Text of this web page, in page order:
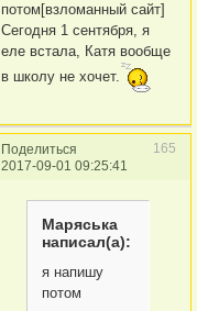
потом[взломанный сайт]
Сегодня 1 сентября, я
еле встала, Катя вообще
в школу не хочет.
Поделиться
165
2017-09-01 09:25:41
Маряська
написал(а):
я напишу
потом